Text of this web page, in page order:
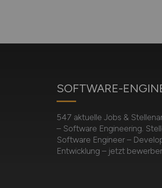
SOFTWARE-
547 aktuelle Jobs &
– Software Engineering.
Software Engineer –
Entwicklung – jetzt